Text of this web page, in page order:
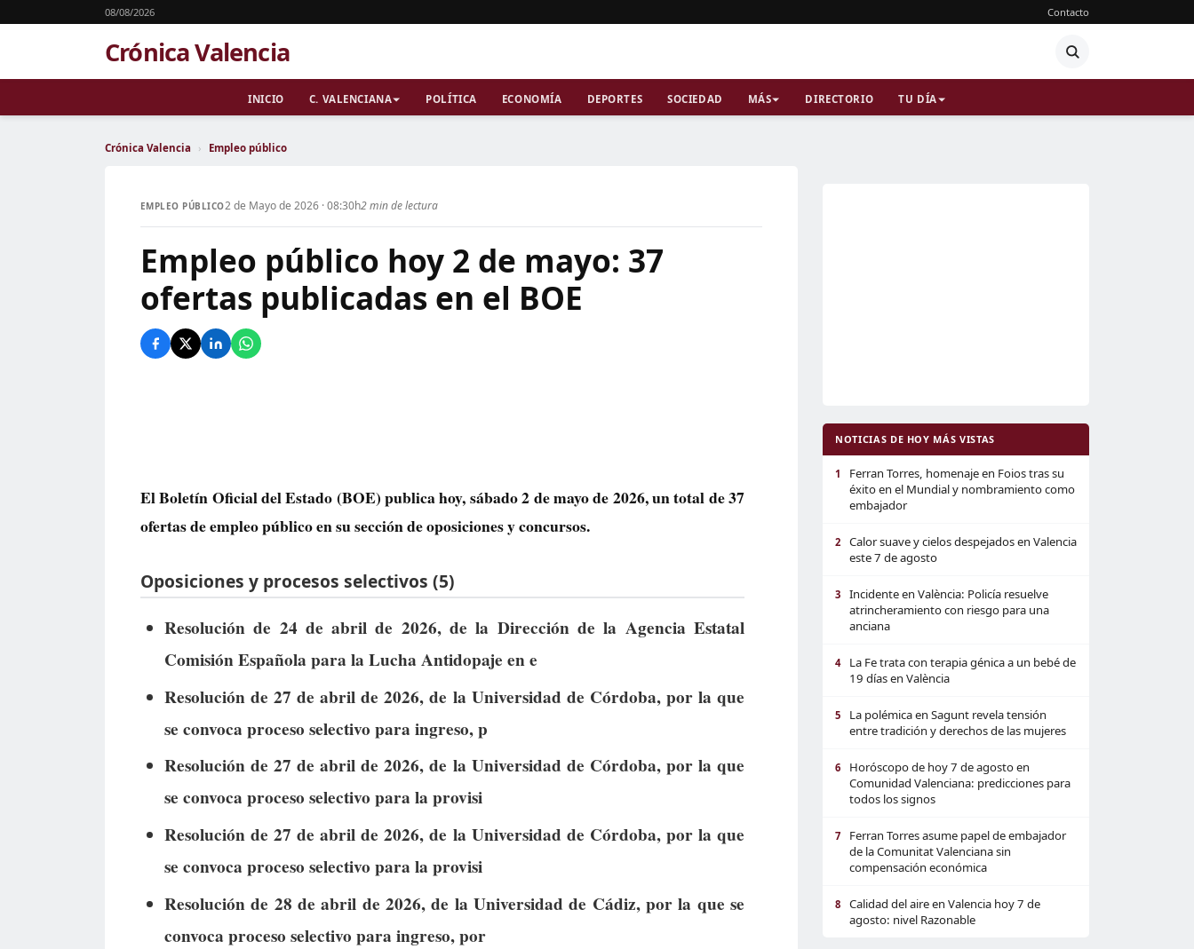
08/08/2026 Contacto
Crónica Valencia
INICIO C. VALENCIANA POLÍTICA ECONOMÍA DEPORTES SOCIEDAD MÁS DIRECTORIO TU DÍA
Crónica Valencia › Empleo público
EMPLEO PÚBLICO2 de Mayo de 2026 · 08:30h2 min de lectura
Empleo público hoy 2 de mayo: 37
ofertas publicadas en el BOE
El Boletín Oficial del Estado (BOE) publica hoy, sábado 2 de mayo de 2026, un total de37
ofertas de empleo públicoen su sección de oposiciones y concursos.
Oposiciones y procesos selectivos (5)
Resolución de 24 de abril de 2026, de la Dirección de la Agencia Estatal
Comisión Española para la Lucha Antidopaje en e
Resolución de 27 de abril de 2026, de la Universidad de Córdoba, por la que
se convoca proceso selectivo para ingreso, p
Resolución de 27 de abril de 2026, de la Universidad de Córdoba, por la que
se convoca proceso selectivo para la provisi
Resolución de 27 de abril de 2026, de la Universidad de Córdoba, por la que
se convoca proceso selectivo para la provisi
Resolución de 28 de abril de 2026, de la Universidad de Cádiz, por la que se
convoca proceso selectivo para ingreso, por
NOTICIAS DE HOY MÁS VISTAS
1
Ferran Torres, homenaje en Foios tras su
éxito en el Mundial y nombramiento como
embajador
2
Calor suave y cielos despejados en Valencia
este 7 de agosto
3
Incidente en València: Policía resuelve
atrincheramiento con riesgo para una
anciana
4
La Fe trata con terapia génica a un bebé de
19 días en València
5
La polémica en Sagunt revela tensión
entre tradición y derechos de las mujeres
6
Horóscopo de hoy 7 de agosto en
Comunidad Valenciana: predicciones para
todos los signos
7
Ferran Torres asume papel de embajador
de la Comunitat Valenciana sin
compensación económica
8
Calidad del aire en Valencia hoy 7 de
agosto: nivel Razonable